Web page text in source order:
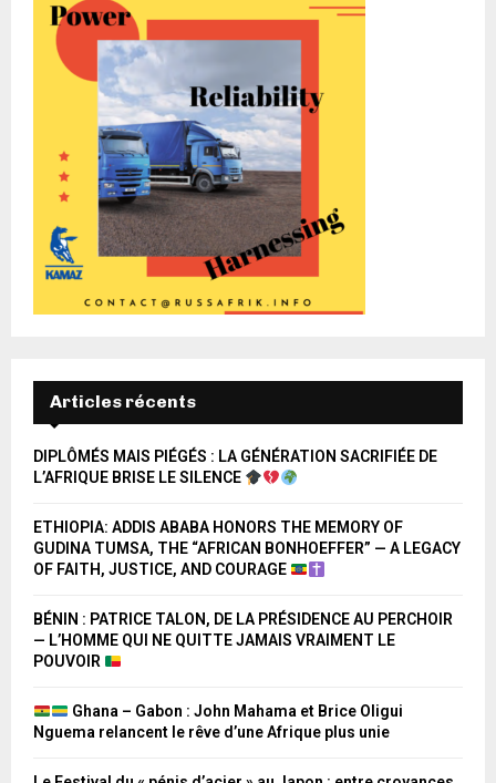
Articles récents
DIPLÔMÉS MAIS PIÉGÉS : LA GÉNÉRATION SACRIFIÉE DE
L’AFRIQUE BRISE LE SILENCE
ETHIOPIA: ADDIS ABABA HONORS THE MEMORY OF
GUDINA TUMSA, THE “AFRICAN BONHOEFFER” — A LEGACY
OF FAITH, JUSTICE, AND COURAGE
BÉNIN : PATRICE TALON, DE LA PRÉSIDENCE AU PERCHOIR
— L’HOMME QUI NE QUITTE JAMAIS VRAIMENT LE
POUVOIR
Ghana – Gabon : John Mahama et Brice Oligui
Nguema relancent le rêve d’une Afrique plus unie